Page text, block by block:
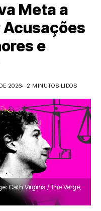
Meta a
e
2026
2 MINUTOS LIDOS
Cath Virginia / The Verge,